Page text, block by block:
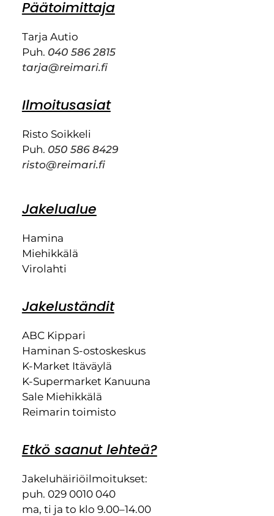
Päätoimittaja
Tarja Autio
Puh. 040 586 2815
tarja@reimari.fi
Ilmoitusasiat
Risto Soikkeli
Puh. 050 586 8429
risto@reimari.fi
Jakelualue
Hamina
Miehikkälä
Virolahti
Jakeluständit
ABC Kippari
Haminan S-ostoskeskus
K-Market Itäväylä
K-Supermarket Kanuuna
Sale Miehikkälä
Reimarin toimisto
Etkö saanut lehteä?
Jakeluhäiriöilmoitukset:
puh. 029 0010 040
ma, ti ja to klo 9.00–14.00